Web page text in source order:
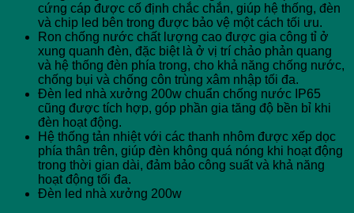
cứng cáp được cố định chắc chắn, giúp hệ thống, đèn
và chip led bên trong được bảo vệ một cách tối ưu.
Ron chống nước chất lượng cao được gia công tỉ ở
xung quanh đèn, đặc biệt là ở vị trí chảo phản quang
và hệ thống đèn phía trong, cho khả năng chống nước,
chống bụi và chống côn trùng xâm nhập tối đa.
Đèn led nhà xưởng 200w chuẩn chống nước IP65
cũng được tích hợp, góp phần gia tăng độ bền bỉ khi
đèn hoạt động.
Hệ thống tản nhiệt với các thanh nhôm được xếp dọc
phía thân trên, giúp đèn không quá nóng khi hoạt động
trong thời gian dài, đảm bảo công suất và khả năng
hoạt động tối đa.
Đèn led nhà xưởng 200w